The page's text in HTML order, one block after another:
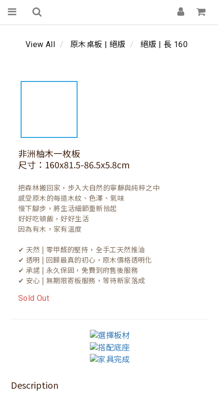
View All 原木桌板 | 絕版 絕版 | 長 160
非洲柚木一枚板
尺寸：160x81.5-86.5x5.8cm
把森林搬回家，步入大自然的寧靜與純粹之中
感受原木的每道木紋、色澤、氣味
慢下腳步，將生活細節重新拾起
好好吃頓飯，好好生活
因為有木，家有溫度
✔ 天然 | 零甲醛的堅持，全手工天然推油
✔ 透明 | 回歸最真的初心，原木價格透明化
✔ 承諾 | 永久保固，免費到府售後服務
✔ 安心 | 無期限寄板服務，等待新家落成
Sold Out
Description